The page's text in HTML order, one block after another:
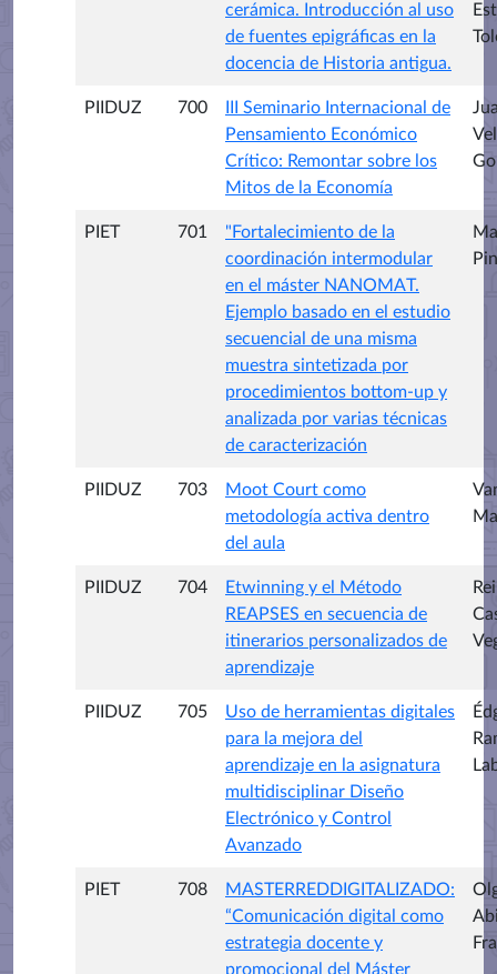
cerámica. Introducción al uso
de fuentes epigráficas en la
docencia de Historia antigua.
PIIDUZ 700
III Seminario Internacional de
Pensamiento Económico
Crítico: Remontar sobre los
Mitos de la Economía
PIET 701
"Fortalecimiento de la
coordinación intermodular
en el máster NANOMAT.
Ejemplo basado en el estudio
secuencial de una misma
muestra sintetizada por
procedimientos bottom-up y
analizada por varias técnicas
de caracterización
PIIDUZ 703
Moot Court como
metodología activa dentro
del aula
PIIDUZ 704
Etwinning y el Método
REAPSES en secuencia de
itinerarios personalizados de
aprendizaje
PIIDUZ 705
Uso de herramientas digitales
para la mejora del
aprendizaje en la asignatura
multidisciplinar Diseño
Electrónico y Control
Avanzado
PIET 708
MASTERREDDIGITALIZADO:
“Comunicación digital como
estrategia docente y
promocional del Máster